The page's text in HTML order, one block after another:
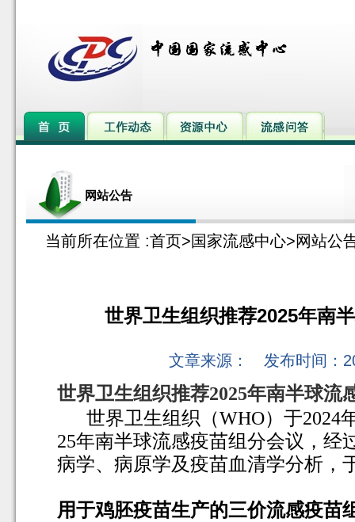
网站公告
当前所在位置 :首页>国家流感中心>网站公
世界卫生组织推荐2025年南
文章来源： 发布时间：
世界卫生组织推荐2025年南半球流
世界卫生组织（WHO）于2024
25年南半球流感疫苗组分会议，经
病学、病原学及疫苗血清学分析，
用于鸡胚疫苗生产的三价流感疫苗